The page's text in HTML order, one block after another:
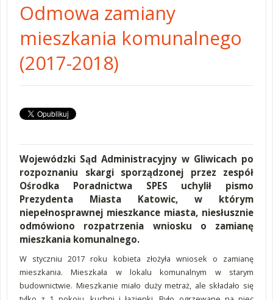
Odmowa zamiany
mieszkania komunalnego
(2017-2018)
Wojewódzki Sąd Administracyjny w Gliwicach po
rozpoznaniu skargi sporządzonej przez zespół
Ośrodka Poradnictwa SPES uchylił pismo
Prezydenta Miasta Katowic, w którym
niepełnosprawnej mieszkance miasta, niesłusznie
odmówiono rozpatrzenia wniosku o zamianę
mieszkania komunalnego.
W styczniu 2017 roku kobieta złożyła wniosek o zamianę
mieszkania. Mieszkała w lokalu komunalnym w starym
budownictwie. Mieszkanie miało duży metraż, ale składało się